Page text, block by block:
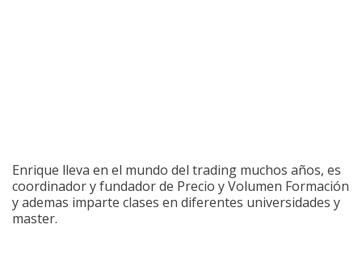
Enrique lleva en el mundo del trading muchos años, es
coordinador y fundador de Precio y Volumen Formación
y ademas imparte clases en diferentes universidades y
master.